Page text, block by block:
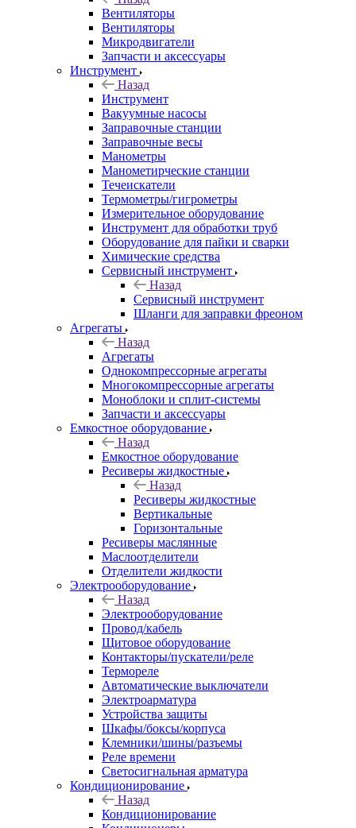
Вентиляторы
Вентиляторы
Микродвигатели
Запчасти и аксессуары
Инструмент
Назад
Инструмент
Вакуумные насосы
Заправочные станции
Заправочные весы
Манометры
Манометирческие станции
Течеискатели
Термометры/гигрометры
Измерительное оборудование
Инструмент для обработки труб
Оборудование для пайки и сварки
Химические средства
Сервисный инструмент
Назад
Сервисный инструмент
Шланги для заправки фреоном
Агрегаты
Назад
Агрегаты
Однокомпрессорные агрегаты
Многокомпрессорные агрегаты
Моноблоки и сплит-системы
Запчасти и аксессуары
Емкостное оборудование
Назад
Емкостное оборудование
Ресиверы жидкостные
Назад
Ресиверы жидкостные
Вертикальные
Горизонтальные
Ресиверы маслянные
Маслоотделители
Отделители жидкости
Электрооборудование
Назад
Электрооборудование
Провод/кабель
Щитовое оборудование
Контакторы/пускатели/реле
Термореле
Автоматические выключатели
Электроарматура
Устройства защиты
Шкафы/боксы/корпуса
Клемники/шины/разъемы
Реле времени
Светосигнальная арматура
Кондиционирование
Назад
Кондиционирование